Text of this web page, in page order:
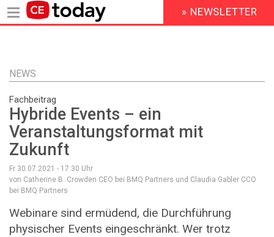
Inhalt
HEADER
MENU
» NEWSLETTER
NEWS
Fachbeitrag
Hybride Events – ein
Veranstaltungsformat mit
Zukunft
Fr 30.07.2021 - 17:30 Uhr
von Catherine B. Crowden CEO bei BMQ Partners und Claudia Gabler CCO
bei BMQ Partners
Webinare sind ermüdend, die Durchführung
physischer Events eingeschränkt. Wer trotz